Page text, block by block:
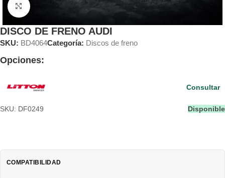
Clic para ampliar
DISCO DE FRENO AUDI
SKU: BD4064Categoría: Discos de freno
Opciones:
SKU: DF0249 Disponible
Consultar
COMPATIBILIDAD